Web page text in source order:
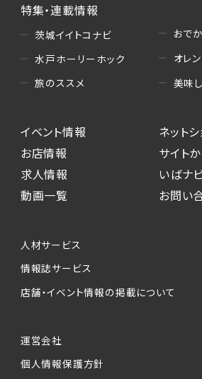
特集・連載情報
茨城イイトコナビ
水戸ホーリーホック
旅のススメ
おで
オレ
美味
イベント情報
お店情報
求人情報
動画一覧
ネット
サイト
いばナ
お問い
人材サービス
情報誌サービス
店舗・イベント情報の掲載について
運営会社
個人情報保護方針